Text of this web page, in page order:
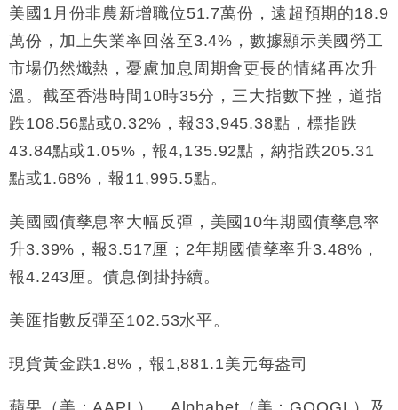
司
18:31
財經｜華僑銀行上半年淨利創新高 中期息增15%至
及消費表現
16:47
本地｜假冒內地執法人員要求交「保證金」 43歲女子
損失近6900萬元
16:05
財經｜日經失守6.5萬點後回穩 全周仍升近2%
15:47
財經｜恒隆10月換帥 玩具「反」斗城亞洲CEO蔡德
粦接任
15:11
財經｜韓股反覆波動收跌 連挫7周創逾3年最長跌勢
差達1125億美元
日圓干預創新高
美國1月份非農新增職位51.7萬份，遠超預期的18.9
萬份，加上失業率回落至3.4%，數據顯示美國勞工
市場仍然熾熱，憂慮加息周期會更長的情緒再次升
溫。截至香港時間10時35分，三大指數下挫，道指
跌108.56點或0.32%，報33,945.38點，標指跌
43.84點或1.05%，報4,135.92點，納指跌205.31
點或1.68%，報11,995.5點。
美國國債孳息率大幅反彈，美國10年期國債孳息率
升3.39%，報3.517厘；2年期國債孳率升3.48%，
報4.243厘。債息倒掛持續。
美匯指數反彈至102.53水平。
現貨黃金跌1.8%，報1,881.1美元每盎司